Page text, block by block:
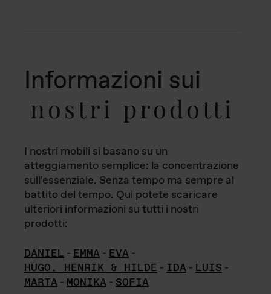
Informazioni sui
nostri prodotti
I nostri mobili si basano su un
atteggiamento semplice: la concentrazione
sull'essenziale. Senza tempo ma sempre al
battito del tempo. Qui potete scaricare
ulteriori informazioni su tutti i nostri
prodotti:
DANIEL - EMMA - EVA -
HUGO, HENRIK & HILDE - IDA - LUIS -
MARTA - MONIKA - SOFIA